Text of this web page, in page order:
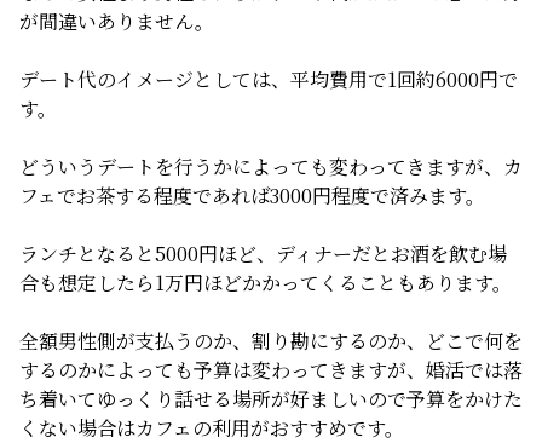
が間違いありません。
デート代のイメージとしては、平均費用で1回約6000円で
す。
どういうデートを行うかによっても変わってきますが、カ
フェでお茶する程度であれば3000円程度で済みます。
ランチとなると5000円ほど、ディナーだとお酒を飲む場
合も想定したら1万円ほどかかってくることもあります。
全額男性側が支払うのか、割り勘にするのか、どこで何を
するのかによっても予算は変わってきますが、婚活では落
ち着いてゆっくり話せる場所が好ましいので予算をかけた
くない場合はカフェの利用がおすすめです。